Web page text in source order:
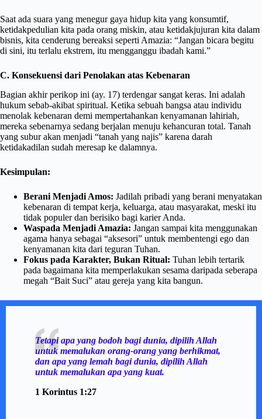
Saat ada suara yang menegur gaya hidup kita yang konsumtif,
ketidakpedulian kita pada orang miskin, atau ketidakjujuran kita dalam
bisnis, kita cenderung bereaksi seperti Amazia: “Jangan bicara begitu
di sini, itu terlalu ekstrem, itu mengganggu ibadah kami.”
C. Konsekuensi dari Penolakan atas Kebenaran
Bagian akhir perikop ini (ay. 17) terdengar sangat keras. Ini adalah
hukum sebab-akibat spiritual. Ketika sebuah bangsa atau individu
menolak kebenaran demi mempertahankan kenyamanan lahiriah,
mereka sebenarnya sedang berjalan menuju kehancuran total. Tanah
yang subur akan menjadi “tanah yang najis” karena darah
ketidakadilan sudah meresap ke dalamnya.
Kesimpulan:
Berani Menjadi Amos: Jadilah pribadi yang berani menyatakan
kebenaran di tempat kerja, keluarga, atau masyarakat, meski itu
tidak populer dan berisiko bagi karier Anda.
Waspada Menjadi Amazia: Jangan sampai kita menggunakan
agama hanya sebagai “aksesori” untuk membentengi ego dan
kenyamanan kita dari teguran Tuhan.
Fokus pada Karakter, Bukan Ritual: Tuhan lebih tertarik
pada bagaimana kita memperlakukan sesama daripada seberapa
megah “Bait Suci” atau gereja yang kita bangun.
Tetapi apa yang bodoh bagi dunia, dipilih Allah
untuk memalukan orang-orang yang berhikmat,
dan apa yang lemah bagi dunia, dipilih Allah
untuk memalukan apa yang kuat.
1 Korintus 1:27